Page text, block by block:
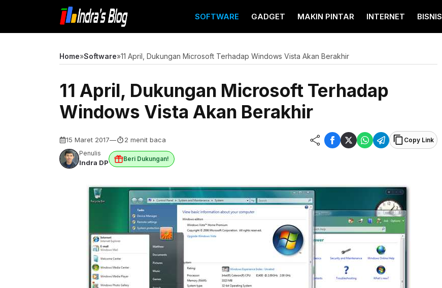
isi
SOFTWARE GADGET MAKIN PINTAR INTERNET BISNIS
Home»Software»11 April, Dukungan Microsoft Terhadap Windows Vista Akan Berakhir
11 April, Dukungan Microsoft Terhadap
Windows Vista Akan Berakhir
15 Maret 2017— 2 menit baca
Copy Link
Penulis
Indra DP Beri Dukungan!